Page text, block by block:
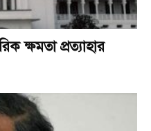
ক্ষমতা প্রত্যাহার